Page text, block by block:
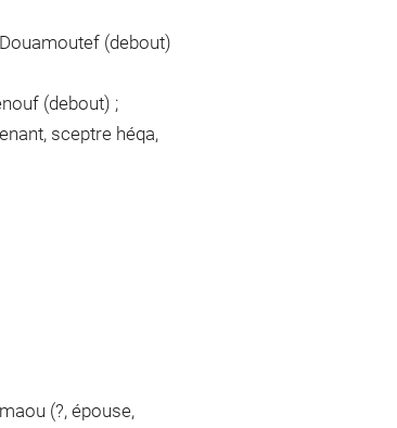
(debout)
(debout) ;
sceptre héqa,
(?, épouse,